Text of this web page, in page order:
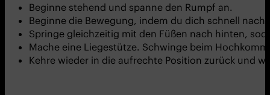
Beginne stehend und spanne den Rumpf an.
Beginne die Bewegung, indem du dich schnell
Springe gleichzeitig mit den Füßen nach hinten,
Mache eine Liegestütze. Schwinge beim
Kehre wieder in die aufrechte Position zurück und